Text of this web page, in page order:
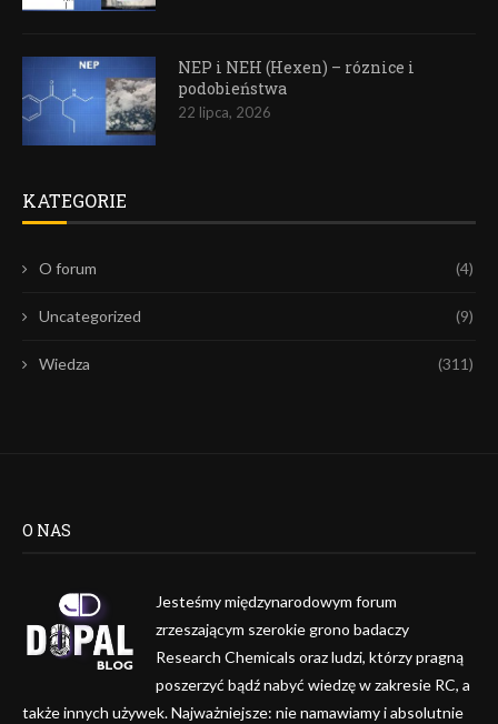
NEP i NEH (Hexen) – róznice i
podobieństwa
22 lipca, 2026
KATEGORIE
O forum (4)
Uncategorized (9)
Wiedza (311)
O NAS
Jesteśmy międzynarodowym forum
zrzeszającym szerokie grono badaczy
Research Chemicals oraz ludzi, którzy pragną
poszerzyć bądź nabyć wiedzę w zakresie RC, a
także innych używek. Najważniejsze: nie namawiamy i absolutnie